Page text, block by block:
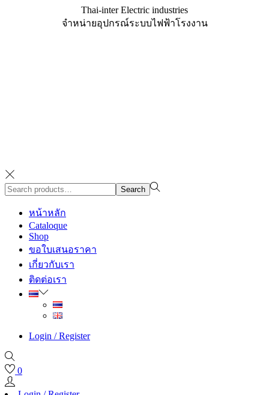
Thai-inter Electric industries
จำหน่ายอุปกรณ์ระบบไฟฟ้าโรงงาน
Search
for:>
Search
หน้าหลัก
Cataloque
Shop
ขอใบเสนอราคา
เกี่ยวกับเรา
ติดต่อเรา
Login / Register
0